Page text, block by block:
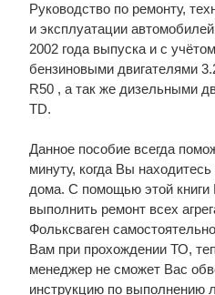
Руководство по ремонту,
и эксплуатации
2002 года выпуска и с
бензиновыми двигателями
R50 , а так же дизельными
TD.
Данное пособие всегда
минуту, когда Вы
дома. С помощью этой книги
выполнить ремонт всех
Фольксваген
Вам при прохождении ТО,
менеджер не сможет Вас
инструкцию по выполнению